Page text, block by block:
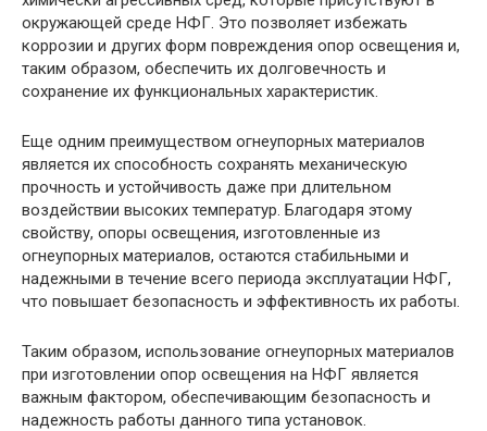
окружающей среде НФГ. Это позволяет избежать
коррозии и других форм повреждения опор освещения и,
таким образом, обеспечить их долговечность и
сохранение их функциональных характеристик.
Еще одним преимуществом огнеупорных материалов
является их способность сохранять механическую
прочность и устойчивость даже при длительном
воздействии высоких температур. Благодаря этому
свойству, опоры освещения, изготовленные из
огнеупорных материалов, остаются стабильными и
надежными в течение всего периода эксплуатации НФГ,
что повышает безопасность и эффективность их работы.
Таким образом, использование огнеупорных материалов
при изготовлении опор освещения на НФГ является
важным фактором, обеспечивающим безопасность и
надежность работы данного типа установок.